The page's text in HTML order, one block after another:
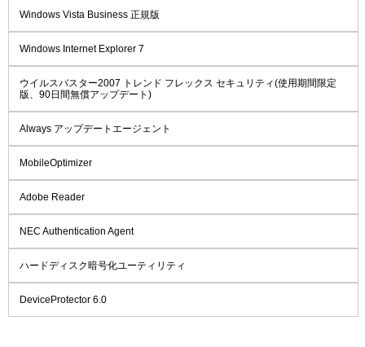
Windows Vista Business 正規版
Windows Internet Explorer 7
ウイルスバスター2007 トレンド フレックス セキュリティ(使用期間限定
版、90日間無償アップデート)
Always アップデートエージェント
MobileOptimizer
Adobe Reader
NEC Authentication Agent
ハードディスク暗号化ユーティリティ
DeviceProtector 6.0